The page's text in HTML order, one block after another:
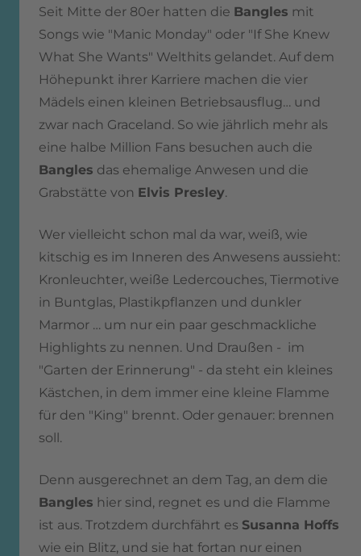
Seit Mitte der 80er hatten die Bangles mit
Songs wie "Manic Monday" oder "If She Knew
What She Wants" Welthits gelandet. Auf dem
Höhepunkt ihrer Karriere machen die vier
Mädels einen kleinen Betriebsausflug… und
zwar nach Graceland. So wie jährlich mehr als
eine halbe Million Fans besuchen auch die
Bangles das ehemalige Anwesen und die
Grabstätte von Elvis Presley.
Wer vielleicht schon mal da war, weiß, wie
kitschig es im Inneren des Anwesens aussieht:
Kronleuchter, weiße Ledercouches, Tiermotive
in Buntglas, Plastikpflanzen und dunkler
Marmor … um nur ein paar geschmackliche
Highlights zu nennen. Und Draußen - im
"Garten der Erinnerung" - da steht ein kleines
Kästchen, in dem immer eine kleine Flamme
für den "King" brennt. Oder genauer: brennen
soll.
Denn ausgerechnet an dem Tag, an dem die
Bangles hier sind, regnet es und die Flamme
ist aus. Trotzdem durchfährt es Susanna Hoffs
wie ein Blitz, und sie hat fortan nur einen